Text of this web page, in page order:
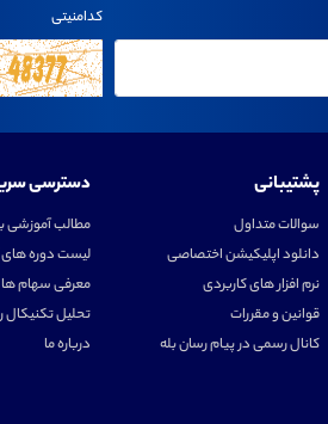
کدامنیتی
پشتیبانی
سوالات متداول
دانلود اپلیکیشن اختصاصی
نرم افزار های کاربردی
قوانین و مقررات
کانال رسمی در پیام رسان بله
دسترسی
مطالب آموزشی
لیست دوره
معرفی سهام ها
تحلیل تکنیکال
درباره ما